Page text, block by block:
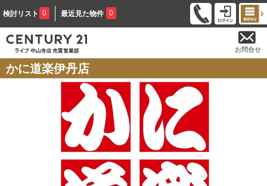
検討リスト 0 最近見た物件 0
お問合せ
かに道楽伊丹店